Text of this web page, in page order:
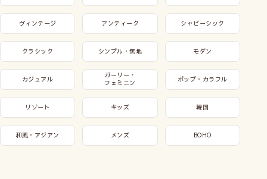
ヴィンテージ アンティーク シャビーシック
クラシック シンプル・無地 モダン
カジュアル
ガーリー・
フェミニン
ポップ・カラフル
リゾート キッズ 韓国
和風・アジアン メンズ BOHO